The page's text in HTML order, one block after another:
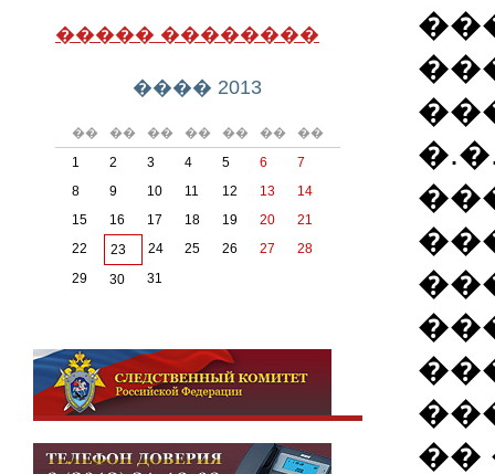
����� ��������
���� 2013
�� �� �� �� �� ��
��
1
2 3 4 5 6
7
8
9 10 11 12 13
14
15
16 17 18 19 20
21
22
23 24 25 26 27
28
29
30 31
��